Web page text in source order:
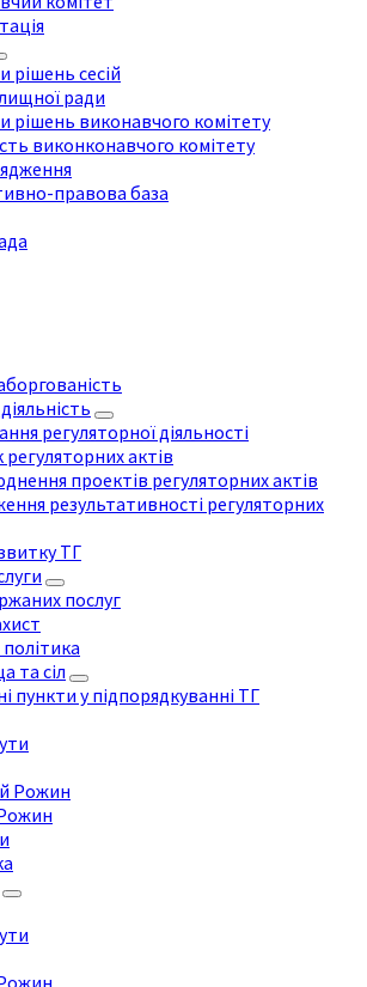
рішень сесій
ради
рішень виконавчого комітету
виконконавчого комітету
правова база
регуляторної діяльності
регуляторних актів
проектів регуляторних актів
результативності регуляторних
ТГ
послуг
та сіл
пункти у підпорядкуванні ТГ
Рожин